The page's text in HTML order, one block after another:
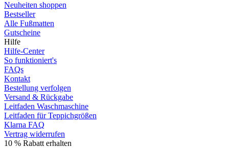
Neuheiten shoppen
Bestseller
Alle Fußmatten
Gutscheine
Hilfe
Hilfe-Center
So funktioniert's
FAQs
Kontakt
Bestellung verfolgen
Versand & Rückgabe
Leitfaden Waschmaschine
Leitfaden für Teppichgrößen
Klarna FAQ
Vertrag widerrufen
10 % Rabatt erhalten